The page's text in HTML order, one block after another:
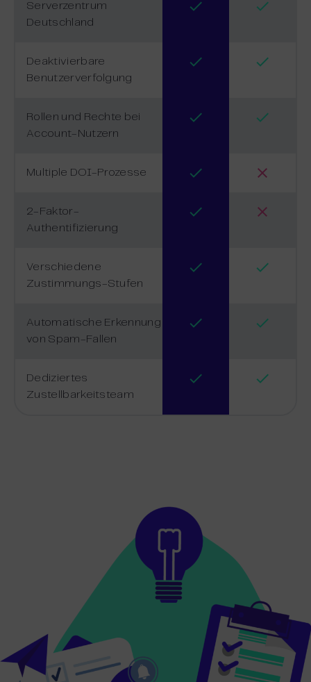
Serverzentrum
Deutschland
Deaktivierbare
Benutzerverfolgung
Rollen und Rechte bei
Account-Nutzern
Multiple DOI-Prozesse
2-Faktor-
Authentifizierung
Verschiedene
Zustimmungs-Stufen
Automatische Erkennung
von Spam-Fallen
Dediziertes
Zustellbarkeitsteam